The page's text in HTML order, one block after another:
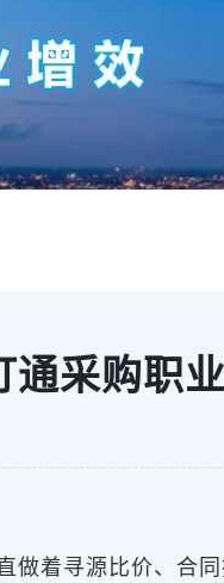
采购职
做着寻源比价、合